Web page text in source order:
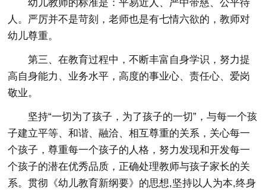
幼儿教师的标准是：平易近人、严中带慈、公平待
人。严厉并不是苛刻，老师也是有七情六欲的，教师对
幼儿尊重。
第三、在教育过程中，不断丰富自身学识，努力提
高自身能力、业务水平，高度的事业心、责任心、爱岗
敬业。
坚持“一切为了孩子，为了孩子的一切”，与每一个孩
子建立平等、和谐、融洽、相互尊重的关系，关心每一
个孩子，尊重每一个孩子的人格，努力发现和开发每一
个孩子的潜在优秀品质，正确处理教师与孩子家长的关
系。贯彻《幼儿教育新纲要》的思想,坚持以人为本,终身